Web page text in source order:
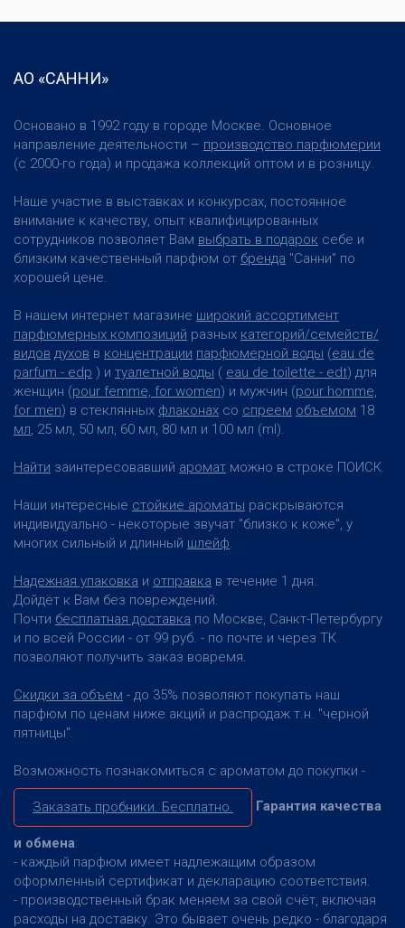
АО «САННИ»
Основано в 1992 году в городе Москве. Основное
направление деятельности – производство парфюмерии
(с 2000-го года) и продажа коллекций оптом и в розницу.
Наше участие в выставках и конкурсах, постоянное
внимание к качеству, опыт квалифицированных
сотрудников позволяет Вам выбрать в подарок себе и
близким качественный парфюм от бренда "Санни" по
хорошей цене.
В нашем интернет магазине широкий ассортимент
парфюмерных композиций разных категорий/семейств/
видов духов в концентрации парфюмерной воды (eau de
parfum - edp ) и туалетной воды ( eau de toilette - edt) для
женщин (pour femme, for women) и мужчин (pour homme,
for men) в стеклянных флаконах со спреем объемом 18
мл , 25 мл, 50 мл, 60 мл, 80 мл и 100 мл (ml).
Найти заинтересовавший аромат можно в строке ПОИСК.
Наши интересные стойкие ароматы раскрываются
индивидуально - некоторые звучат "близко к коже", у
многих сильный и длинный шлейф
Надежная упаковка и отправка в течение 1 дня.
Дойдёт к Вам без повреждений.
Почти бесплатная доставка по Москве, Санкт-Петербургу
и по всей России - от 99 руб. - по почте и через ТК
позволяют получить заказ вовремя.
Скидки за объем - до 35% позволяют покупать наш
парфюм по ценам ниже акций и распродаж т.н. "черной
пятницы".
Возможность познакомиться с ароматом до покупки -
Заказать пробники. Бесплатно. Гарантия качества
и обмена:
- каждый парфюм имеет надлежащим образом
оформленный сертификат и декларацию соответствия.
- производственный брак меняем за свой счёт, включая
расходы на доставку. Это бывает очень редко - благодаря